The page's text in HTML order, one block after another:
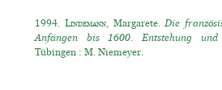
1994.Lindemann, Margarete.Die
Anfängen bis 1600. Entstehung und
Tübingen : M. Niemeyer.